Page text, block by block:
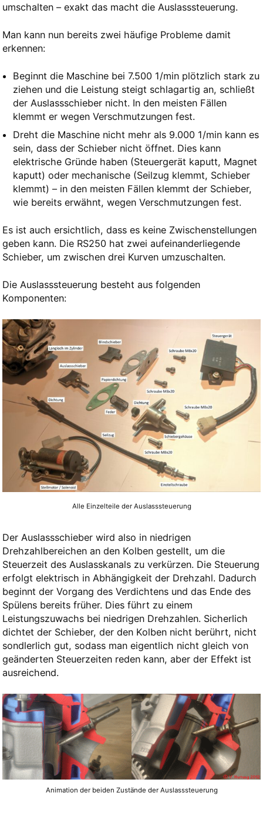
umschalten – exakt das macht die Auslasssteuerung.
Man kann nun bereits zwei häufige Probleme damit
erkennen:
Beginnt die Maschine bei 7.500 1/min plötzlich stark zu
ziehen und die Leistung steigt schlagartig an, schließt
der Auslassschieber nicht. In den meisten Fällen
klemmt er wegen Verschmutzungen fest.
Dreht die Maschine nicht mehr als 9.000 1/min kann es
sein, dass der Schieber nicht öffnet. Dies kann
elektrische Gründe haben (Steuergerät kaputt, Magnet
kaputt) oder mechanische (Seilzug klemmt, Schieber
klemmt) – in den meisten Fällen klemmt der Schieber,
wie bereits erwähnt, wegen Verschmutzungen fest.
Es ist auch ersichtlich, dass es keine Zwischenstellungen
geben kann. Die RS250 hat zwei aufeinanderliegende
Schieber, um zwischen drei Kurven umzuschalten.
Die Auslasssteuerung besteht aus folgenden
Komponenten:
Alle Einzelteile der Auslasssteuerung
Der Auslassschieber wird also in niedrigen
Drehzahlbereichen an den Kolben gestellt, um die
Steuerzeit des Auslasskanals zu verkürzen. Die Steuerung
erfolgt elektrisch in Abhängigkeit der Drehzahl. Dadurch
beginnt der Vorgang des Verdichtens und das Ende des
Spülens bereits früher. Dies führt zu einem
Leistungszuwachs bei niedrigen Drehzahlen. Sicherlich
dichtet der Schieber, der den Kolben nicht berührt, nicht
sondlerlich gut, sodass man eigentlich nicht gleich von
geänderten Steuerzeiten reden kann, aber der Effekt ist
ausreichend.
Animation der beiden Zustände der Auslasssteuerung